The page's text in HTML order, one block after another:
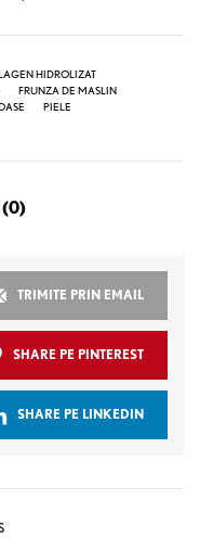
HIDROLIZAT
FRUNZA DE MASLIN
PIELE
(0)
TRIMITE PRIN EMAIL
SHARE PE PINTEREST
SHARE PE LINKEDIN